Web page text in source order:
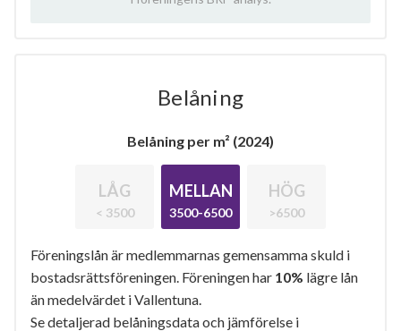
Belåning
Belåning per m² (2024)
LÅG
< 3500
MELLAN
3500-6500
HÖG
>6500
Föreningslån är medlemmarnas gemensamma skuld i
bostadsrättsföreningen. Föreningen har 10% lägre lån
än medelvärdet i Vallentuna.
Se detaljerad belåningsdata och jämförelse i